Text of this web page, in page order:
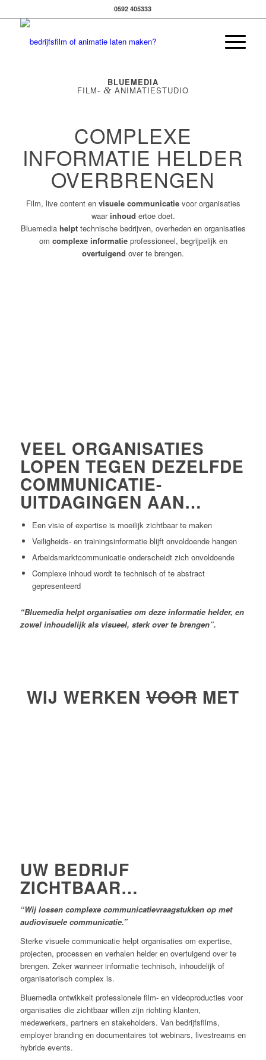
0592 405333
BLUEMEDIA
FILM- & ANIMATIESTUDIO
COMPLEXE
INFORMATIE HELDER
OVERBRENGEN
Film, live content en visuele communicatievoor organisaties
waarinhoud ertoe doet.
Bluemedia helpttechnische bedrijven, overheden en organisaties
om complexe informatieprofessioneel, begrijpelijk en
overtuigend over te brengen.
VEEL ORGANISATIES
LOPEN TEGEN DEZELFDE
COMMUNICATIE-
UITDAGINGEN AAN…
Een visie of expertise is moeilijk zichtbaar te maken
Veiligheids- en trainingsinformatie blijft onvoldoende hangen
Arbeidsmarktcommunicatie onderscheidt zich onvoldoende
Complexe inhoud wordt te technisch of te abstract
gepresenteerd
“Bluemedia helpt organisaties om deze informatie helder, en
zowel inhoudelijk als visueel, sterk over te brengen”.
WIJ WERKEN VOORMET
UW BEDRIJF
ZICHTBAAR…
“Wij lossen complexe communicatievraagstukken op met
audiovisuele communicatie.”
Sterke visuele communicatie helpt organisaties om expertise,
projecten, processen en verhalen helder en overtuigend over te
brengen. Zeker wanneer informatie technisch, inhoudelijk of
organisatorisch complex is.
Bluemedia ontwikkelt professionele film- en videoproducties voor
organisaties die zichtbaar willen zijn richting klanten,
medewerkers, partners en stakeholders. Van bedrijfsfilms,
employer branding en documentaires tot webinars, livestreams en
hybride events.